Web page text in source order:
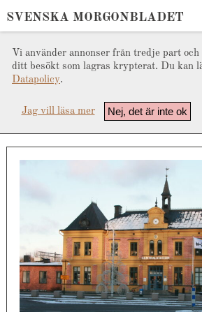
Vi använder annonser från tredje part
ditt besökt som lagras krypterat. Du kan
Datapolicy.
Nej, det är inte ok
Jag vill läsa mer
SVENSKA MORGONBLADET